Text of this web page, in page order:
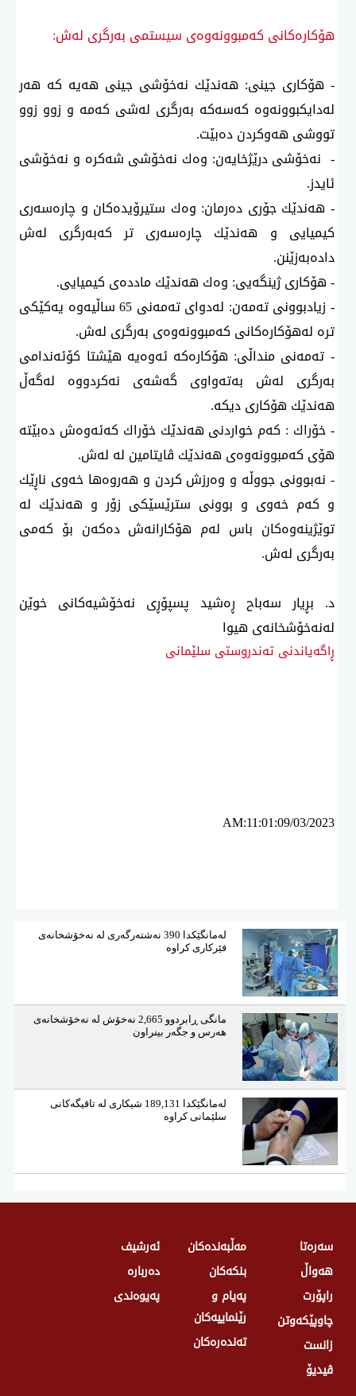
هۆكارەكانی كەمبوونەوەی سیستمی بەرگری لەش:
- هۆكاری جینی: هەندێك نەخۆشی جینی هەیە كە هەر
لەدایكبوونەوە كەسەكە بەرگری لەشی كەمە و زوو زوو
تووشی هەوكردن دەبێت.
- نەخۆشی درێژخایەن: وەك نەخۆشی شەكرە و نەخۆشی
ئایدز.
- هەندێك جۆری دەرمان: وەك ستیرۆیدەكان و چارەسەری
كیمیایی و هەندێك چارەسەری تر كەبەرگری لەش
دادەبەزێنن.
- هۆكاری ژینگەیی: وەك هەندێك ماددەی كیمیایی.
- زیادبوونی تەمەن: لەدوای تەمەنی 65 ساڵیەوە یەكێكی
ترە لەهۆكارەكانی كەمبوونەوەی بەرگری لەش.
- تەمەنی منداڵی: هۆكارەكە ئەوەیە هێشتا كۆئەندامی
بەرگری لەش بەتەواوی گەشەی نەكردووە لەگەڵ
هەندێك هۆكاری دیكە.
- خۆراك : كەم خواردنی هەندێك خۆراك كەئەوەش دەبێتە
هۆی كەمبوونەوەی هەندێك ڤایتامین لە لەش.
- نەبوونی جووڵە و وەرزش كردن و هەروەها خەوی ناڕێك
و كەم خەوی و بوونی سترێسێكی زۆر و هەندێك لە
توێژینەوەكان باس لەم هۆكارانەش دەكەن بۆ كەمی
بەرگری لەش.
د. بڕیار سەباح ڕەشید پسپۆڕی نەخۆشیەكانی خوێن
لەنەخۆشخانەی هیوا
ڕاگەیاندنی تەندروستی سلێمانی
AM:11:01:09/03/2023
لەمانگێكدا 390 نەشتەرگەری لە نەخۆشخانەی
فێركاری كراوە
مانگی ڕابردوو 2,665 نەخۆش لە نەخۆشخانەی
هەرس و جگەر بینراون
لەمانگێكدا 189,131 شیكاری لە تاقیگەكانی
سلێمانی كراوە
سەرەتا
هەواڵ
راپۆرت
چاوپێکەوتن
زانست
ڤیدیۆ
مەڵبەندەکان
بنکەکان
پەیام و
رێنماییەکان
تەندەرەكان
ئەرشیف
دەربارە
پەیوەندی